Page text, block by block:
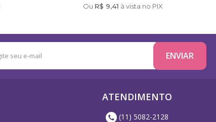
Ou R$ 9,41 à vista no PIX
ATENDIMENTO
(11) 5082-2128